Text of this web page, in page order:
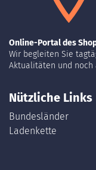
Online-Portal des
Wir begleiten Sie
Aktualitäten und noch
Nützliche Links
Bundesländer
Ladenkette